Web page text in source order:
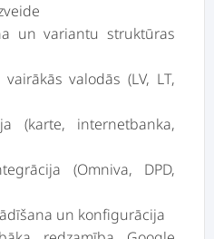
un variantu struktūras
valodās (LV, LT,
(karte, internetbanka,
(Omniva, DPD,
un konfigurācija